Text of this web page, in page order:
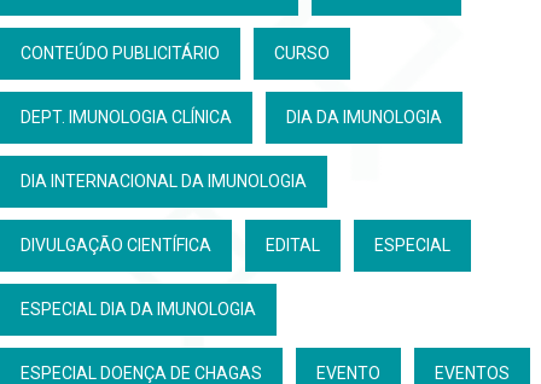
CONTEÚDO PUBLICITÁRIO CURSO
DEPT. IMUNOLOGIA CLÍNICA DIA DA IMUNOLOGIA
DIA INTERNACIONAL DA IMUNOLOGIA
DIVULGAÇÃO CIENTÍFICA EDITAL ESPECIAL
ESPECIAL DIA DA IMUNOLOGIA
ESPECIAL DOENÇA DE CHAGAS EVENTO EVENTOS